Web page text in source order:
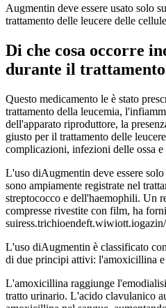
Augmentin deve essere usato solo
trattamento delle leucere delle
Di che cosa occorre
durante il
Questo medicamento le è stato
trattamento della leucemia,
dell'apparato riproduttore, la
giusto per il trattamento delle
complicazioni, infezioni delle ossa
L'uso diAugmentin deve essere
sono ampiamente registrate nel
streptococco e dell'haemophili. Un
compresse rivestite con film, ha
L'uso diAugmentin è classificato
di due principi attivi: l'amoxicillina
L'amoxicillina raggiunge
tratto urinario. L'acido clavulanico